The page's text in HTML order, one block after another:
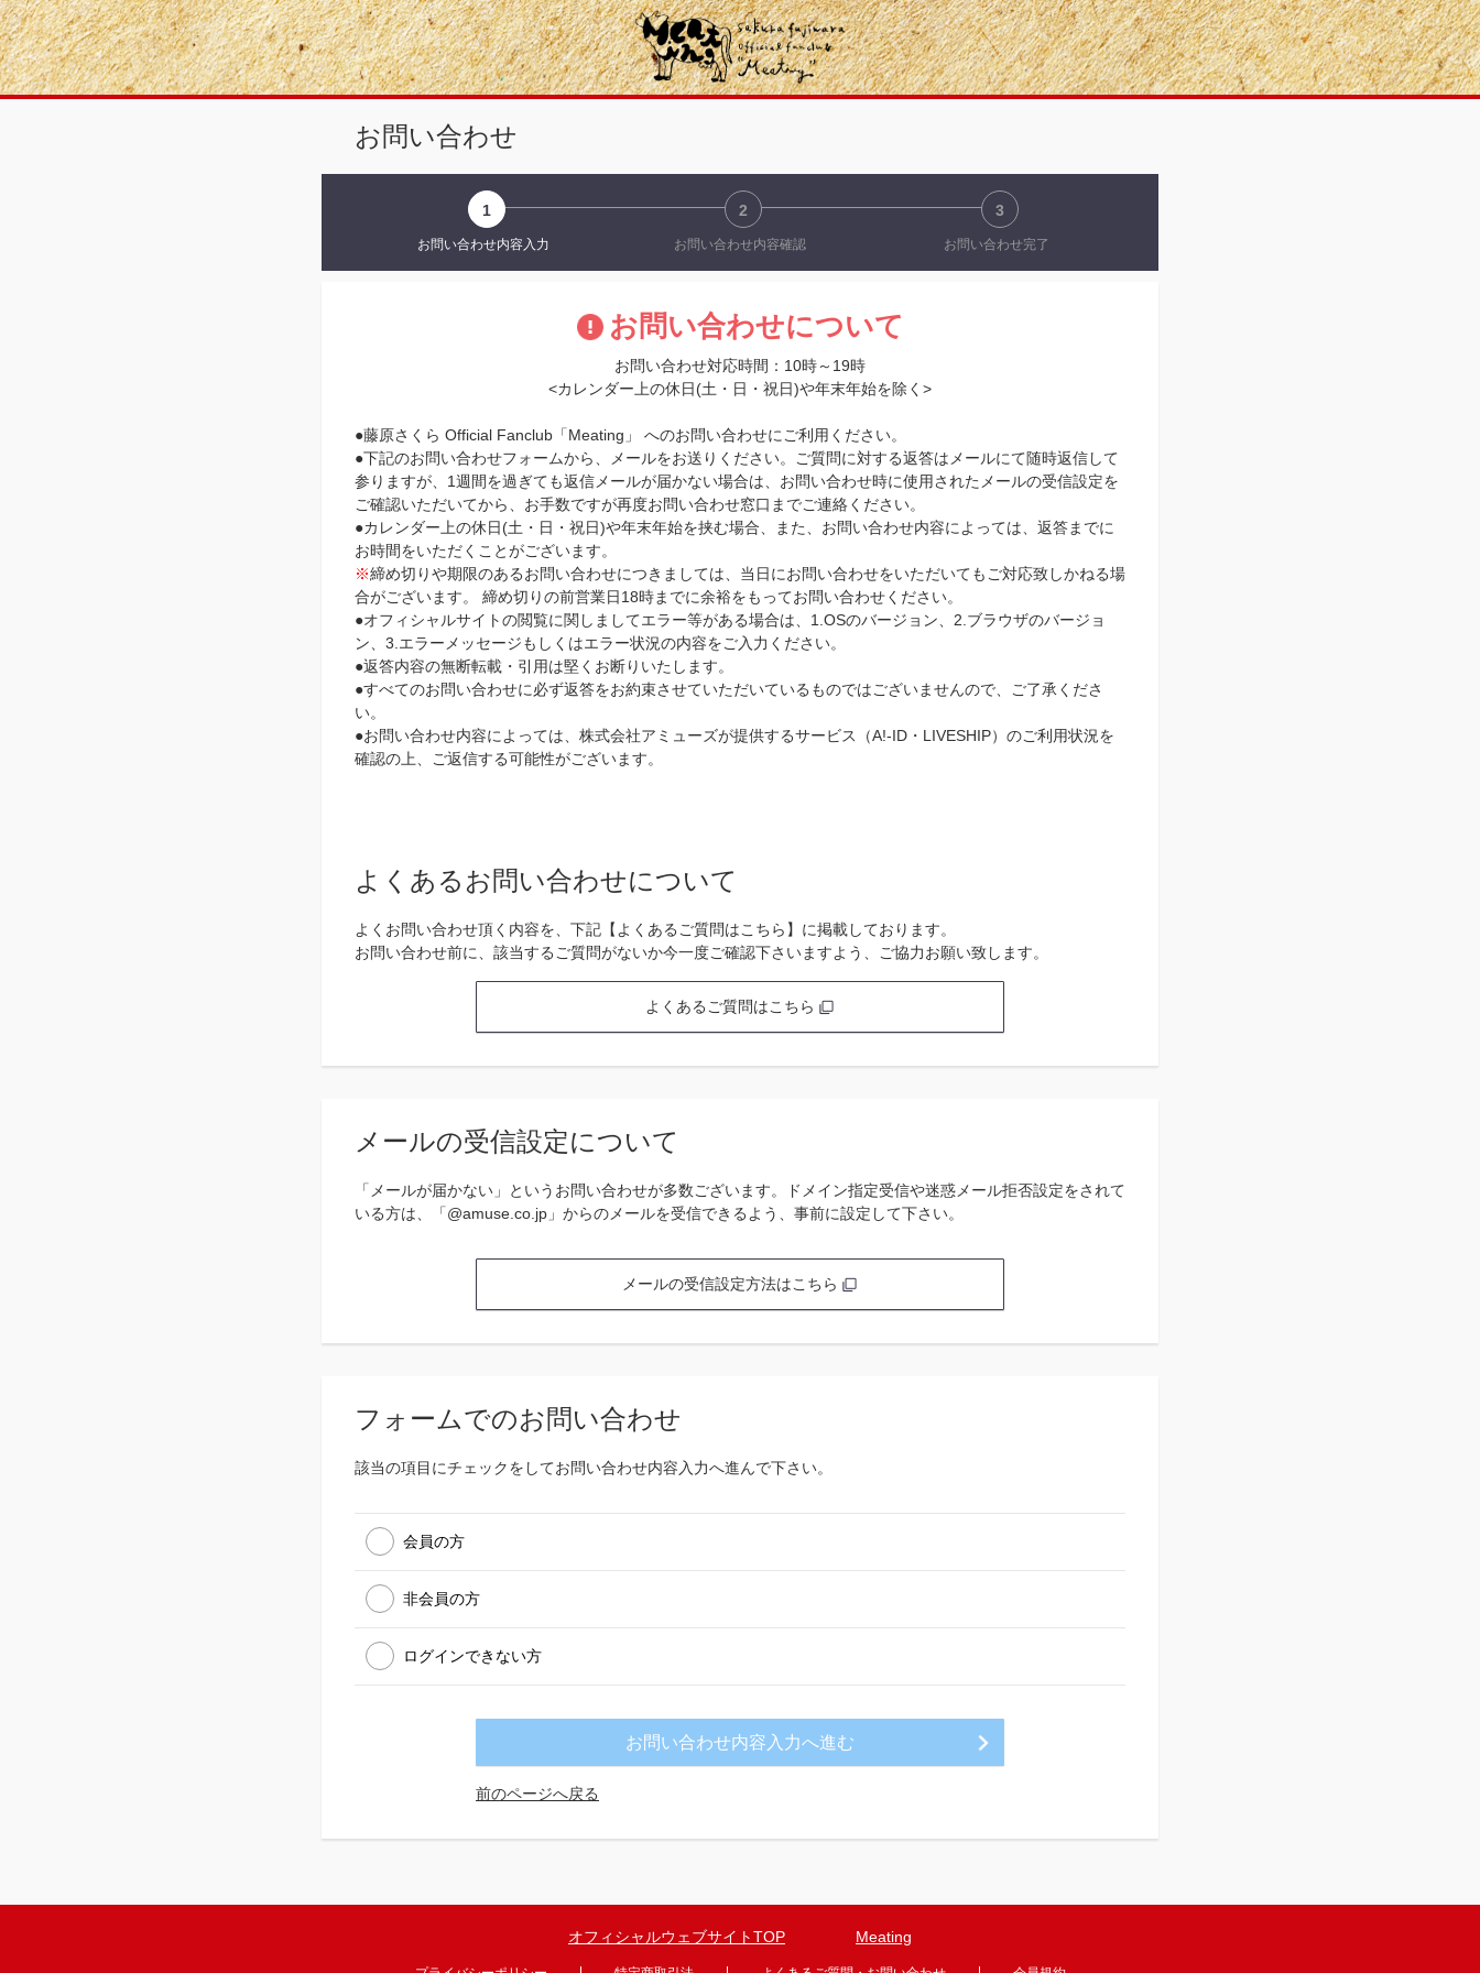
お問い合わせ
1
お問い合わせ内容入力
2
お問い合わせ内容確認
3
お問い合わせ完了
お問い合わせについて
お問い合わせ対応時間：10時～19時
<カレンダー上の休日(土・日・祝日)や年末年始を除く>
●藤原さくら Official Fanclub「Meating」 へのお問い合わせにご利用ください。
●下記のお問い合わせフォームから、メールをお送りください。ご質問に対する返答はメールにて随時返信して
参りますが、1週間を過ぎても返信メールが届かない場合は、お問い合わせ時に使用されたメールの受信設定を
ご確認いただいてから、お手数ですが再度お問い合わせ窓口までご連絡ください。
●カレンダー上の休日(土・日・祝日)や年末年始を挟む場合、また、お問い合わせ内容によっては、返答までに
お時間をいただくことがございます。
※締め切りや期限のあるお問い合わせにつきましては、当日にお問い合わせをいただいてもご対応致しかねる場
合がございます。 締め切りの前営業日18時までに余裕をもってお問い合わせください。
●オフィシャルサイトの閲覧に関しましてエラー等がある場合は、1.OSのバージョン、2.ブラウザのバージョ
ン、3.エラーメッセージもしくはエラー状況の内容をご入力ください。
●返答内容の無断転載・引用は堅くお断りいたします。
●すべてのお問い合わせに必ず返答をお約束させていただいているものではございませんので、ご了承くださ
い。
●お問い合わせ内容によっては、株式会社アミューズが提供するサービス（A!-ID・LIVESHIP）のご利用状況を
確認の上、ご返信する可能性がございます。
よくあるお問い合わせについて
よくお問い合わせ頂く内容を、下記【よくあるご質問はこちら】に掲載しております。
お問い合わせ前に、該当するご質問がないか今一度ご確認下さいますよう、ご協力お願い致します。
よくあるご質問はこちら
メールの受信設定について
「メールが届かない」というお問い合わせが多数ございます。ドメイン指定受信や迷惑メール拒否設定をされて
いる方は、「@amuse.co.jp」からのメールを受信できるよう、事前に設定して下さい。
メールの受信設定方法はこちら
フォームでのお問い合わせ
該当の項目にチェックをしてお問い合わせ内容入力へ進んで下さい。
会員の方
非会員の方
ログインできない方
前のページへ戻る
オフィシャルウェブサイトTOP Meating